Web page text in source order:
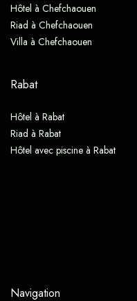
Hôtel à Chefchaouen
Riad à Chefchaouen
Villa à Chefchaouen
Rabat
Hôtel à Rabat
Riad à Rabat
Hôtel avec piscine à Rabat
Navigation